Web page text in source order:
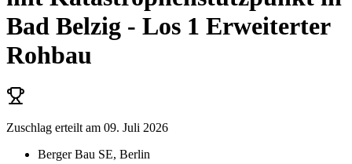
Bad Belzig - Los 1 Erweiterter
Rohbau
Zuschlag erteilt am 09. Juli 2026
Berger Bau SE, Berlin